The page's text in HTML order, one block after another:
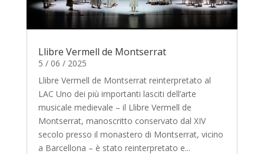
Llibre Vermell de Montserrat
5 / 06 / 2025
Llibre Vermell de Montserrat reinterpretato al
LAC Uno dei più importanti lasciti dell’arte
musicale medievale – il Llibre Vermell de
Montserrat, manoscritto conservato dal XIV
secolo presso il monastero di Montserrat, vicino
a Barcellona – è stato reinterpretato e...